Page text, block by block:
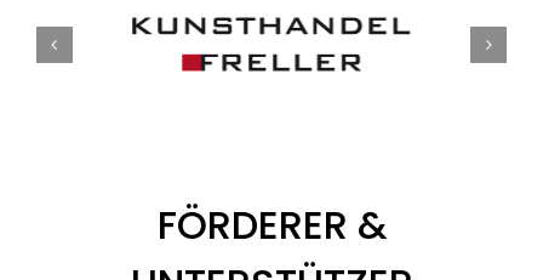
FÖRDERER &